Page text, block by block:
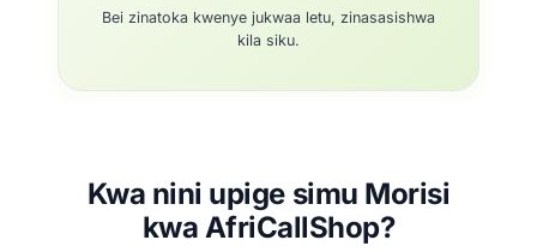
Bei zinatoka kwenye jukwaa letu, zinasasishwa
kila siku.
Kwa nini upige simu Morisi
kwa AfriCallShop?